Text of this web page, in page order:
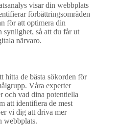
visar din webbplats
förbättringsområden
för att optimera din
synlighet, så att du får ut
närvaro.
hitta de bästa sökorden för
Våra experter
och vad dina potentiella
att identifiera de mest
vi dig att driva mer
webbplats.